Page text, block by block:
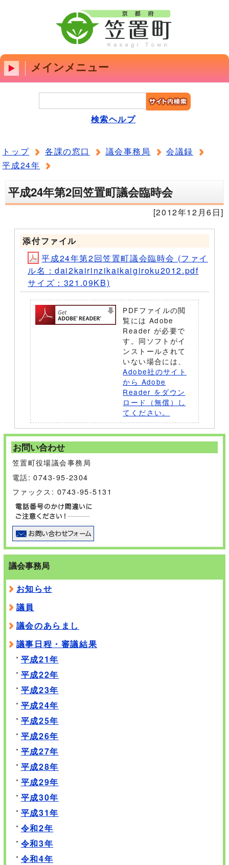
メインメニュー
検索ヘルプ
トップ 各課の窓口 議会事務局
会議録
平成24年
平成24年第2回笠置町議会臨時会
[2012年12月6日]
添付ファイル
平成24年第2回笠置町議会臨時会 (ファイ
ル名：dai2kairinzikaikaigiroku2012.pdf
サイズ：321.09KB)
PDFファイルの閲
覧には Adobe
Reader が必要で
す。同ソフトがイ
ンストールされて
いない場合には、
Adobe社のサイト
から Adobe
Reader をダウン
ロード（無償）し
てください。
お問い合わせ
笠置町役場議会事務局
電話: 0743-95-2304
ファックス: 0743-95-5131
議会事務局
お知らせ
議員
議会のあらまし
議事日程・審議結果
平成21年
平成22年
平成23年
平成24年
平成25年
平成26年
平成27年
平成28年
平成29年
平成30年
平成31年
令和2年
令和3年
令和4年